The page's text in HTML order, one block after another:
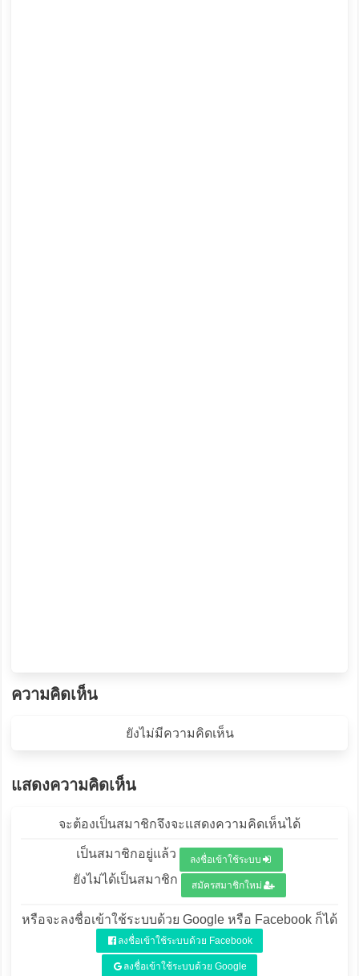
ความคิดเห็น
ยังไม่มีความคิดเห็น
แสดงความคิดเห็น
จะต้องเป็นสมาชิกจึงจะแสดงความคิดเห็นได้
เป็นสมาชิกอยู่แล้ว ลงชื่อเข้าใช้ระบบ
ยังไม่ได้เป็นสมาชิก สมัครสมาชิกใหม่
หรือจะลงชื่อเข้าใช้ระบบด้วย Google หรือ Facebook ก็ได้
ลงชื่อเข้าใช้ระบบด้วย Facebook
ลงชื่อเข้าใช้ระบบด้วย Google